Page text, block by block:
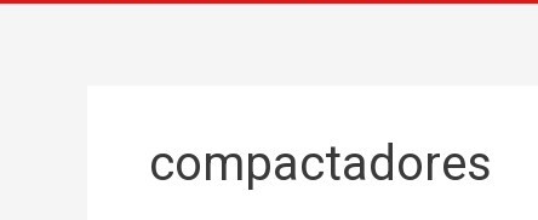
compactadores